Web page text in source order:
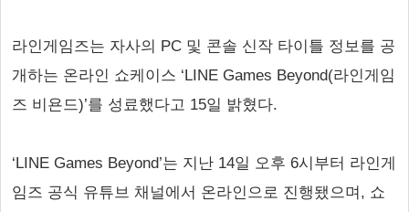
라인게임즈는 자사의 PC 및 콘솔 신작 타이틀 정보를 공
개하는 온라인 쇼케이스 ‘LINE Games Beyond(라인게임
즈 비욘드)’를 성료했다고 15일 밝혔다.
‘LINE Games Beyond’는 지난 14일 오후 6시부터 라인게
임즈 공식 유튜브 채널에서 온라인으로 진행됐으며, 쇼